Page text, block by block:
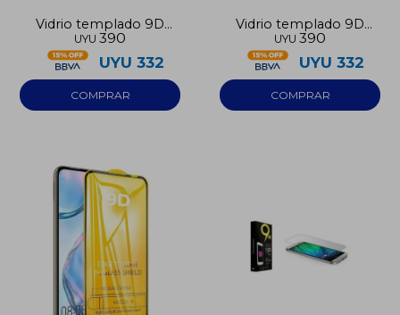
Vidrio templado 9D
Iphone 17 Pro Max
UYU 390
UYU 332
Vidrio templado 9D
Iphone 17 Air
UYU 390
UYU 332